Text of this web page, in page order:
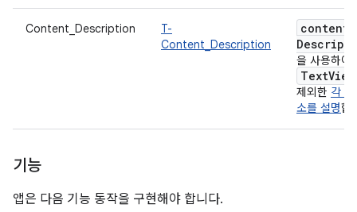
Content_Description
T-
Content_Description
content
을 사용하여
TextView
제외한 각 UI
소를 설명합
기능
앱은 다음 기능 동작을 구현해야 합니다.